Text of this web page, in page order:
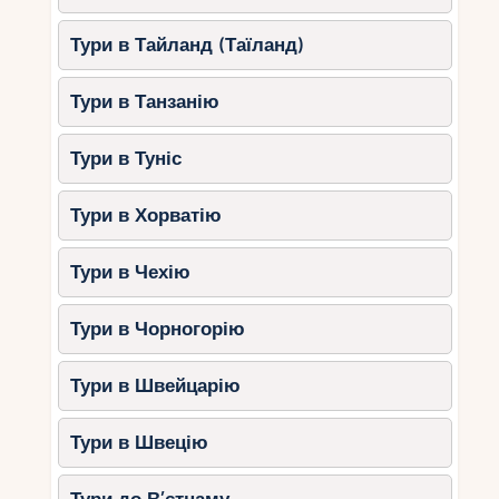
унікальних фото без човна.
Розкішна яхта: ексклюзивний
досвід
Оренда яхти із зупинкою у Ко-Тапу –
це максимум розкоші. Повний пакет із
декором, кейтерингом та професійною
зйомкою — $3500–6000. Компанії на
пропонують такі послуги.
Пляж на Пхукеті з видом на затоку:
зручна альтернатива
Якщо ви хочете залишитися на суші,
виберіть пляж на Пхукеті (наприклад,
Ао По) з видом на затоку Пханг-Нга.
Весілля у готелі з трансфером до Ко-
Тапу для фото — $1500–3000.
Тайські традиції на весіллі
Тури в Тайланд (Таїланд)
Тури в Танзанію
Тури в Туніс
Тури в Хорватію
Тури в Чехію
Тури в Чорногорію
Тури в Швейцарію
Тури в Швецію